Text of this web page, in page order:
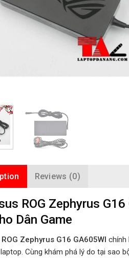
Reviews (0)
ROG Zephyrus
Dân Game
Zephyrus G16 GA605WI chính
Cùng khám phá lý do tại sao